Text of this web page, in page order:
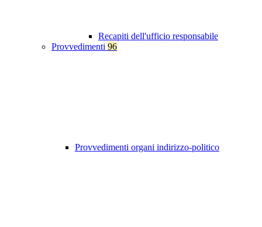
Recapiti dell'ufficio responsabile
Provvedimenti 96
Provvedimenti organi indirizzo-politico